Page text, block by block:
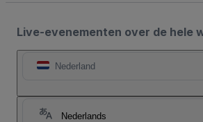
Live-evenementen over de hele
Nederland
Nederlands